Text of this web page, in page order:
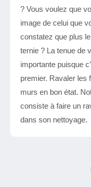
? Vous voulez que
image de celui que
constatez que plus
ternie ? La tenue de
importante puisque
premier. Ravaler les
murs en bon état.
consiste à faire un
dans son nettoyage.